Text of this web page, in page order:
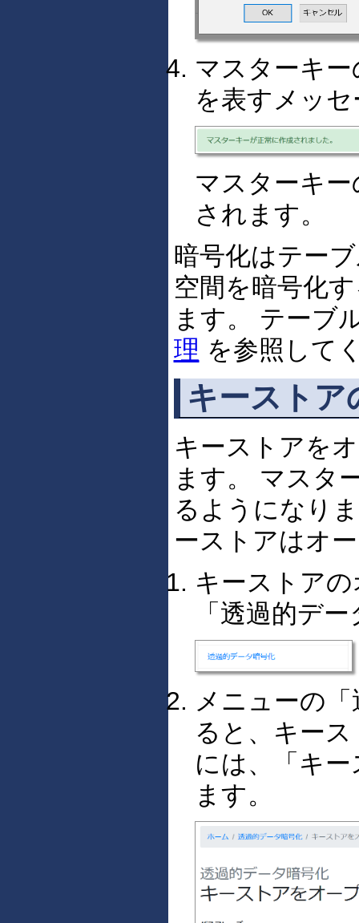
マスターキ
を表すメッ
マスターキ
されます。
暗号化はテー
空間を暗号化
ます。 テーブ
理 を参照して
キーストア
キーストアを
ます。 マスタ
るようになり
ーストアはオ
キーストア
「透過的デ
メニューの
ると、キー
には、「キ
ます。